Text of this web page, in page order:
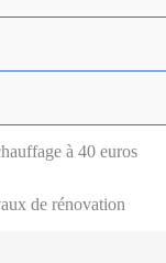
à 40 euros
de rénovation